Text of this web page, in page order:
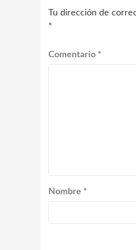
Tu dirección de
*
Comentario *
Nombre *